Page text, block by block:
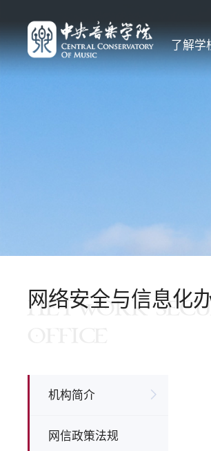
了解学
网络安全与信息化
NETWORK
机构简介
网信政策法规